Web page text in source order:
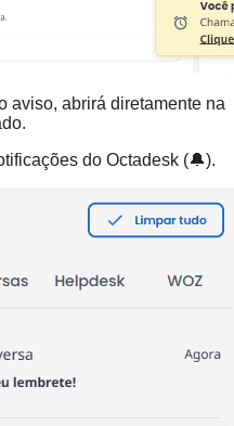
aviso, abrirá diretamente na
do Octadesk (🔔).